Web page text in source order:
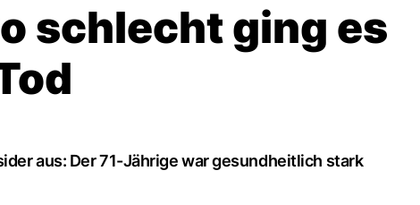
schlecht ging es
aus: Der 71-Jährige war gesundheitlich stark